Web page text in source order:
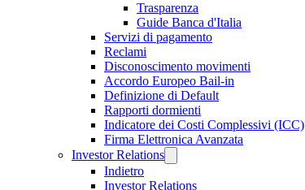
Trasparenza
Guide Banca d'Italia
Servizi di pagamento
Reclami
Disconoscimento movimenti
Accordo Europeo Bail-in
Definizione di Default
Rapporti dormienti
Indicatore dei Costi Complessivi (ICC)
Firma Elettronica Avanzata
Investor Relations
Indietro
Investor Relations